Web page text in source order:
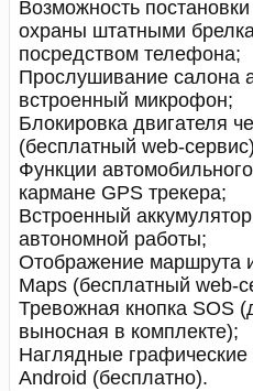
Возможность
охраны штатными
посредством телефона;
Прослушивание салона
встроенный микрофон;
Блокировка двигателя
(бесплатный web-
Функции
кармане GPS трекера;
Встроенный
автономной работы;
Отображение маршрута
Maps (бесплатный web-
Тревожная кнопка SOS
выносная в комплекте);
Наглядные
Android (бесплатно).